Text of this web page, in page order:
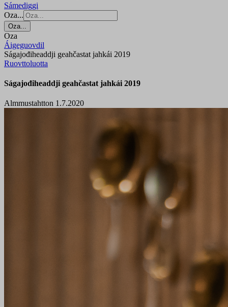
Sámediggi
Oza...
Oza...
Oza
Áigeguovdil
Ságajođiheaddji geahčastat jahkái 2019
Ruovttoluotta
Ságajođiheaddji geahčastat jahkái 2019
Almmustahtton 1.7.2020